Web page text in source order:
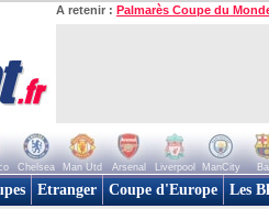
A retenir : Palmarès Coupe du
Chelsea Man Utd Arsenal Liverpool ManCity
Etranger Coupe d'Europe Les